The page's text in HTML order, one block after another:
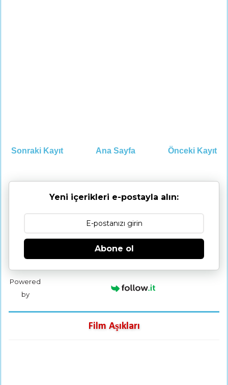
Sonraki Kayıt Önceki Kayıt
Ana Sayfa
Yeni içerikleri e-postayla alın:
Abone ol
Powered
by
Film Aşıkları